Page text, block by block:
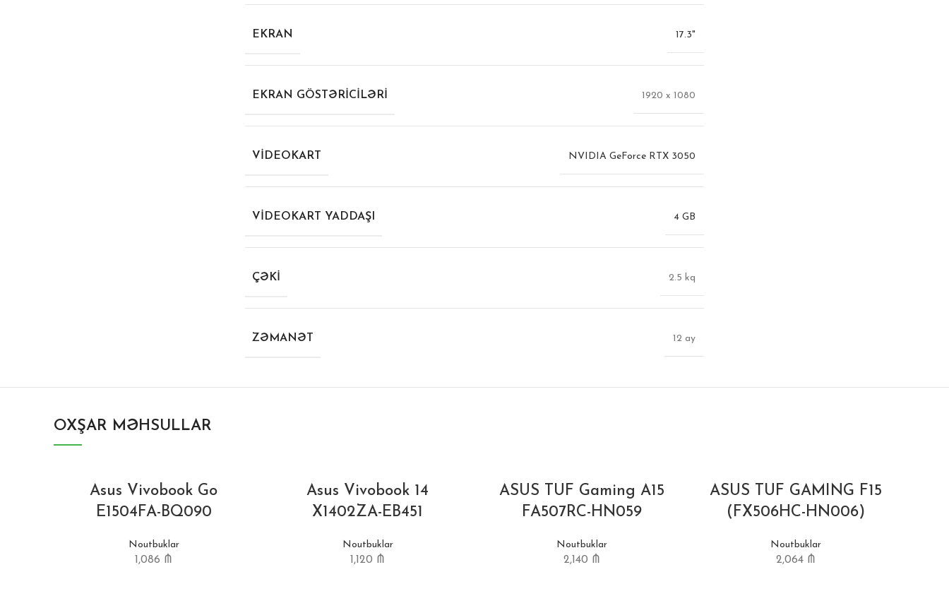
EKRAN 17.3"
EKRAN GÖSTƏRICILƏRI 1920 x 1080
VIDEOKART NVIDIA GeForce RTX 3050
VIDEOKART YADDAŞI 4 GB
ÇƏKI 2.5 kq
ZƏMANƏT 12 ay
OXŞAR MƏHSULLAR
Asus Vivobook Go
E1504FA-BQ090
Noutbuklar
1,086 ₼
Asus Vivobook 14
X1402ZA-EB451
Noutbuklar
1,120 ₼
ASUS TUF Gaming A15
FA507RC-HN059
Noutbuklar
2,140 ₼
ASUS TUF GAMING F15
(FX506HC-HN006)
Noutbuklar
2,064 ₼